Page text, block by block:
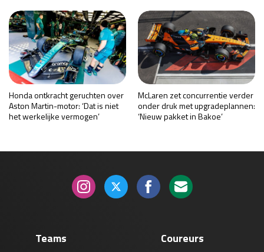
Honda ontkracht geruchten over
Aston Martin-motor: ‘Dat is niet
het werkelijke vermogen’
McLaren zet concurrentie verder
onder druk met upgradeplannen:
‘Nieuw pakket in Bakoe’
Teams Coureurs